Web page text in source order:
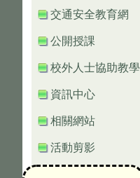
交通安全教育網
公開授課
校外人士協助教學
資訊中心
相關網站
活動剪影